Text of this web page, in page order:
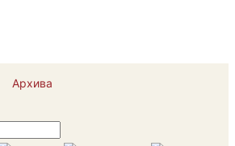
Архива